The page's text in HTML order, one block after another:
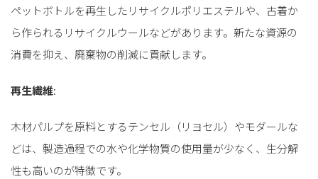
ペットボトルを再生したリサイクルポリエステルや、古着か
ら作られるリサイクルウールなどがあります。新たな資源の
消費を抑え、廃棄物の削減に貢献します。
再生繊維:
木材パルプを原料とするテンセル（リヨセル）やモダールな
どは、製造過程での水や化学物質の使用量が少なく、生分解
性も高いのが特徴です。